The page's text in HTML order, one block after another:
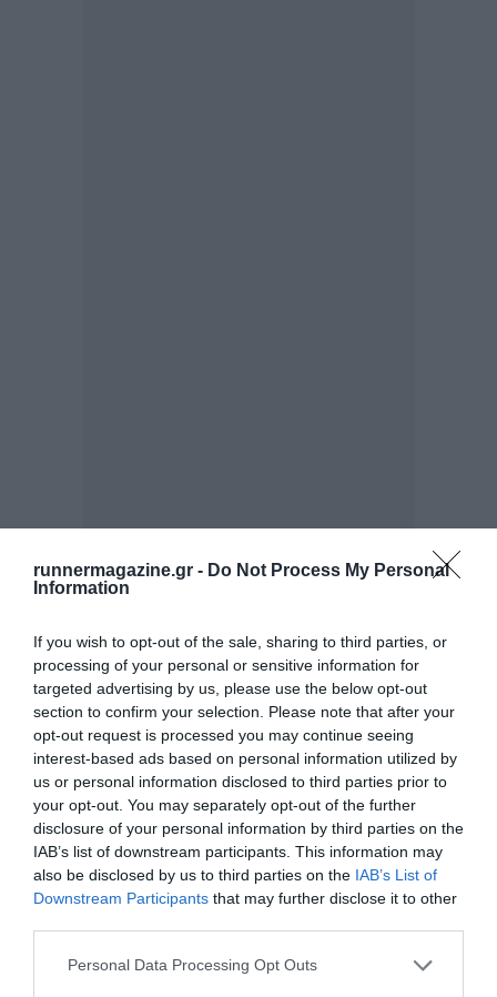
runnermagazine.gr - Do Not Process My Personal
Information
If you wish to opt-out of the sale, sharing to third parties, or
processing of your personal or sensitive information for
targeted advertising by us, please use the below opt-out
section to confirm your selection. Please note that after your
opt-out request is processed you may continue seeing
interest-based ads based on personal information utilized by
us or personal information disclosed to third parties prior to
your opt-out. You may separately opt-out of the further
disclosure of your personal information by third parties on the
IAB’s list of downstream participants. This information may
also be disclosed by us to third parties on the IAB’s List of
Downstream Participants that may further disclose it to other
Personal Data Processing Opt Outs
Τερματίζει σταθερά στην 1η θέση γυναικών σε όλους
σχεδόν τους ορεινούς αγώνες της χώρας ενώ ξεκίνησε να
ασχολείται μόλις πριν από 2 χρόνια με το ορεινό τρέξιμο.
Η Γλυκερία γεννήθηκε και μεγάλωσε στη Μεγάρχη
Τρικάλων. Έχει σπουδάσει Διατροφή και Διαιτολογία.
Με τον αθλητισμό ασχολήθηκε επίσημα το 2014. Ξεκίνησε
απευθείας με το ορεινό τρέξιμο, ενώ μέχρι τότε, δεν
γνώριζε καν την ύπαρξή του σαν άθλημα.
ευρύτερα, όμως ο πραγματικός αθλητισμός για την